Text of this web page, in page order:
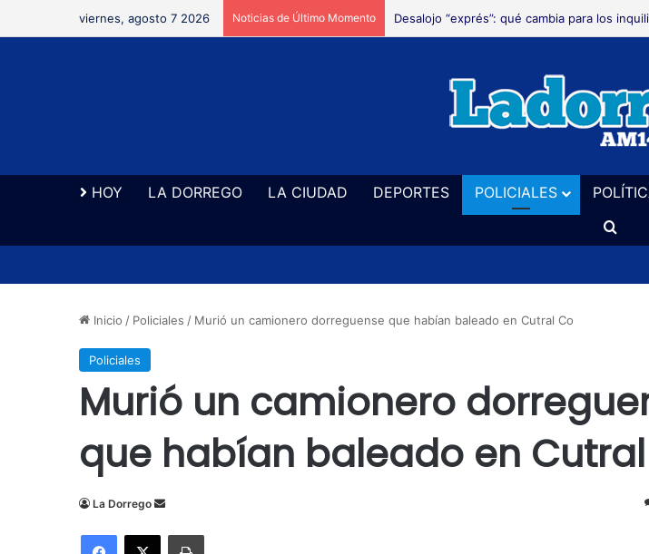
viernes, agosto 7 2026 Noticias de Último Momento Realizan trabajos de mantenimiento en las
HOY LA DORREGO LA CIUDAD DEPORTES POLICIALES
Inicio / Policiales / Murió un camionero dorreguense que habían baleado en Cutral Co
Policiales
Murió un camionero
que habían baleado en
La Dorrego
Send
email
Facebook
X Imprimir